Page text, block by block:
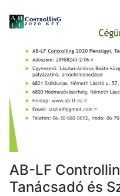
AB-LF
Tanácsadó és